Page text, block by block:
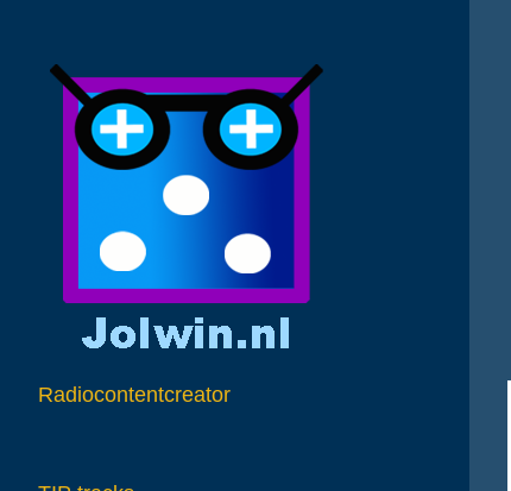
Radiocontentcreator